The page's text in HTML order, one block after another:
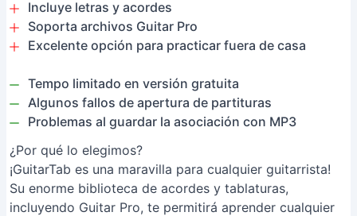
Incluye letras y acordes
Soporta archivos Guitar Pro
Excelente opción para practicar fuera de casa
Tempo limitado en versión gratuita
Algunos fallos de apertura de partituras
Problemas al guardar la asociación con MP3
¿Por qué lo elegimos?
¡GuitarTab es una maravilla para cualquier guitarrista!
Su enorme biblioteca de acordes y tablaturas,
incluyendo Guitar Pro, te permitirá aprender cualquier